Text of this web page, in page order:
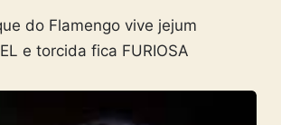
do Flamengo vive jejum
e torcida fica FURIOSA